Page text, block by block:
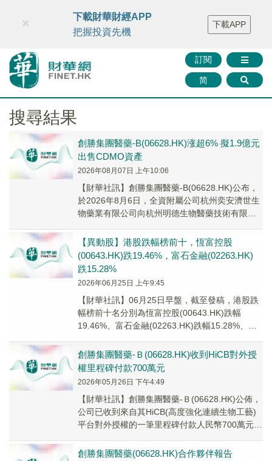
財華智庫網 FINTV FINMETA 財華證券 媒體矩陣
智庫沙龍
聯絡我們
訂閱
简
×
下載財華財經APP
把握投資先機
下載APP
搜尋結果
創勝集團醫藥-B(06628.HK)涨超6% 擬1.9億元
出售CDMO資產
2026年08月07日 上午10:06
【財華社訊】創勝集團醫藥-B(06628.HK)公布，
於2026年8月6日，全資附屬公司杭州奕安濟世生
物藥業有限公司向杭州明德生物醫藥技術有限公
【異動股】港股跌幅榜前十，恆富控股
(00643.HK)跌19.46%，富石金融(02263.HK)
跌15.28%
2026年06月25日 上午9:45
【財華社訊】06月25日早盤，截至發稿，港股跌
幅榜前十名分別為恆富控股(00643.HK)跌幅
19.46%、富石金融(02263.HK)跌幅15.28%、創
創勝集團醫藥-Ｂ(06628.HK)收到HiCB對外授
權里程碑付款700萬元
2026年05月26日 下午4:49
【財華社訊】創勝集團醫藥-Ｂ(06628.HK)公佈，
公司已收到來自其HiCB(高度強化連續生物工藝)
平台對外授權的一筆里程碑付款人民幣700萬元，
創勝集團醫藥(06628.HK)合作夥伴報告